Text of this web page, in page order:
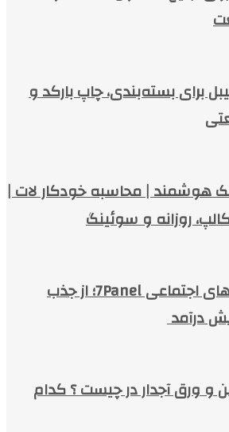
برای بسته‌بندی، چاپ بارکد و
هوشمند | محاسبه خودکار لات |
روزانه و سوئینگ
خدمات شبکه‌های اجتماعی 7Panel؛ از جذب
درآمد
و ورق آجدار در چیست ؟ کدام